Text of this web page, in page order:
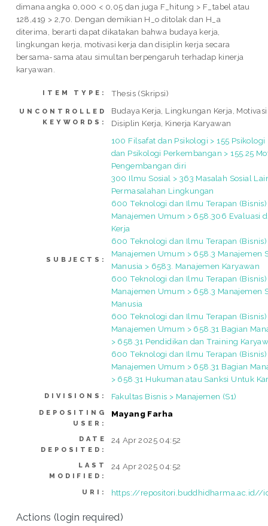
dimana angka 0,000 < 0,05 dan juga F_hitung > F_tabel atau
128,419 > 2,70. Dengan demikian H_o ditolak dan H_a
diterima, berarti dapat dikatakan bahwa budaya kerja,
lingkungan kerja, motivasi kerja dan disiplin kerja secara
bersama-sama atau simultan berpengaruh terhadap kinerja
karyawan.
ITEM TYPE: Thesis (Skripsi)
UNCONTROLLED
KEYWORDS:
Budaya Kerja, Lingkungan Kerja,
Disiplin Kerja, Kinerja Karyawan
SUBJECTS:
100 Filsafat dan Psikologi > 155
dan Psikologi Perkembangan > 155.25
Pengembangan diri
300 Ilmu Sosial > 363 Masalah Sosial
Permasalahan Lingkungan
600 Teknologi dan Ilmu Terapan
Manajemen Umum > 658.306 Evaluasi
Kerja
600 Teknologi dan Ilmu Terapan
Manajemen Umum > 658.3 Manajemen
Manusia > 6583. Manajemen Karyawan
600 Teknologi dan Ilmu Terapan
Manajemen Umum > 658.3 Manajemen
Manusia
600 Teknologi dan Ilmu Terapan
Manajemen Umum > 658.31 Bagian
> 658.31 Pendidikan dan Training
600 Teknologi dan Ilmu Terapan
Manajemen Umum > 658.31 Bagian
> 658.31 Hukuman atau Sanksi Untuk
DIVISIONS: Fakultas Bisnis > Manajemen (S1)
DEPOSITING
USER:
Mayang Farha
DATE
DEPOSITED:
24 Apr 2025 04:52
LAST
MODIFIED:
24 Apr 2025 04:52
URI: https://repositori.buddhidharma.ac.id//
Actions (login required)